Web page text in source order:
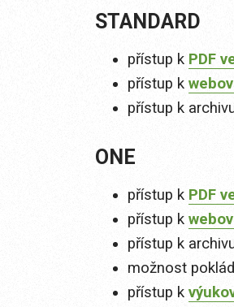
STANDARD
přístup k PDF
přístup k
přístup k
ONE
přístup k PDF
přístup k
přístup k
možnost
přístup k